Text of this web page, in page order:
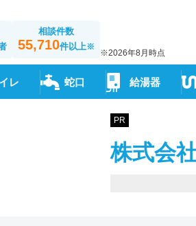
相談件数
55,710件以上※
※2026年8月時点
レ 蛇口 給湯器
PR
株式会